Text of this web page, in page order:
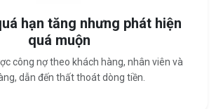
hạn tăng nhưng phát hiện
quá muộn
công nợ theo khách hàng, nhân viên và
dẫn đến thất thoát dòng tiền.